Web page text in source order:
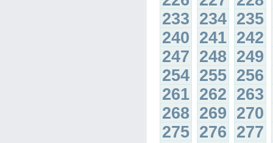
233 234 235
240 241 242
247 248 249
254 255 256
261 262 263
268 269 270
275 276 277